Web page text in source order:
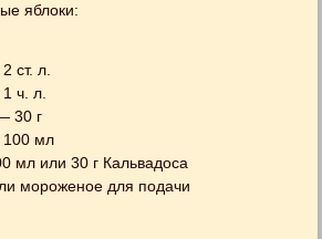
яблоки:
ст. л.
ч. л.
30 г
мл
мл или 30 г Кальвадоса
мороженое для подачи